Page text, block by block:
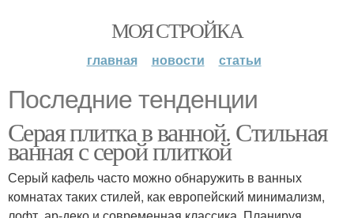
МОЯ СТРОЙКА
главная новости статьи
Последние тенденции
Серая плитка в ванной. Стильная
ванная с серой плиткой
Серый кафель часто можно обнаружить в ванных
комнатах таких стилей, как европейский минимализм,